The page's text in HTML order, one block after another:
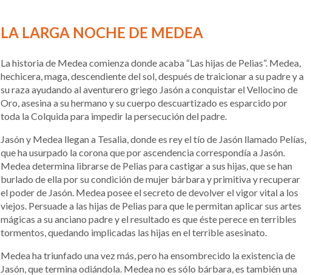
LA LARGA NOCHE DE MEDEA
La historia de Medea comienza donde acaba “Las hijas de Pelias”. Medea,
hechicera, maga, descendiente del sol, después de traicionar a su padre y a
su raza ayudando al aventurero griego Jasón a conquistar el Vellocino de
Oro, asesina a su hermano y su cuerpo descuartizado es esparcido por
toda la Colquida para impedir la persecución del padre.
Jasón y Medea llegan a Tesalia, donde es rey el tío de Jasón llamado Pelías,
que ha usurpado la corona que por ascendencia correspondía a Jasón.
Medea determina librarse de Pelias para castigar a sus hijas, que se han
burlado de ella por su condición de mujer bárbara y primitiva y recuperar
el poder de Jasón. Medea posee el secreto de devolver el vigor vital a los
viejos. Persuade a las hijas de Pelias para que le permitan aplicar sus artes
mágicas a su anciano padre y el resultado es que éste perece en terribles
tormentos, quedando implicadas las hijas en el terrible asesinato.
Medea ha triunfado una vez más, pero ha ensombrecido la existencia de
Jasón, que termina odiándola. Medea no es sólo bárbara, es también una